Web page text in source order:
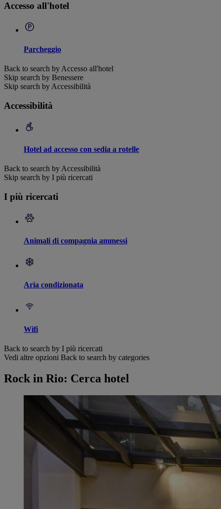
Accesso all'hotel
Parcheggio
Back to search by Accesso all'hotel
Skip search by Benessere
Skip search by Accessibilità
Accessibilità
Hotel ad accesso con sedia a rotelle
Back to search by Accessibilità
Skip search by I più ricercati
I più ricercati
Animali di compagnia ammessi
Aria condizionata
Wifi
Back to search by I più ricercati
Vedi altre opzioni Back to search by categories
Rock in Rio: Cerca hotel